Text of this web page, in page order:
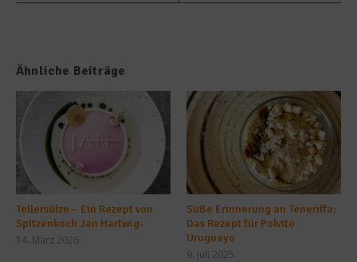
Ähnliche Beiträge
Tellersülze – Ein Rezept von
Spitzenkoch Jan Hartwig-
14. März 2026
Süße Erinnerung an Teneriffa:
Das Rezept für Polvito
Uruguayo
9. Juli 2025